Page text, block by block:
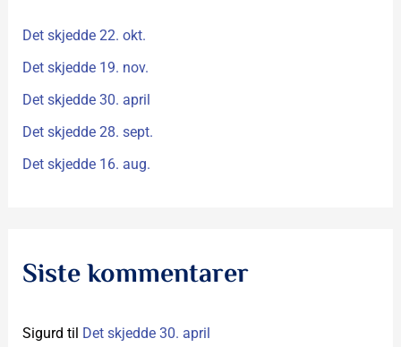
e
r
:
Det skjedde 22. okt.
Det skjedde 19. nov.
Det skjedde 30. april
Det skjedde 28. sept.
Det skjedde 16. aug.
Siste kommentarer
Sigurd til Det skjedde 30. april